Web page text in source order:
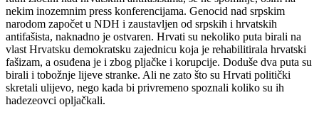
nekim inozemnim press konferencijama. Genocid nad srpskim
narodom započet u NDH i zaustavljen od srpskih i hrvatskih
antifašista, naknadno je ostvaren. Hrvati su nekoliko puta birali na
vlast Hrvatsku demokratsku zajednicu koja je rehabilitirala hrvatski
fašizam, a osuđena je i zbog pljačke i korupcije. Doduše dva puta su
birali i tobožnje lijeve stranke. Ali ne zato što su Hrvati politički
skretali ulijevo, nego kada bi privremeno spoznali koliko su ih
hadezeovci opljačkali.